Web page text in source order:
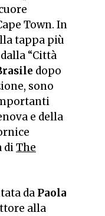
Town. In
tappa più
“Città
dopo
sono
e della
diThe
da Paola
alla